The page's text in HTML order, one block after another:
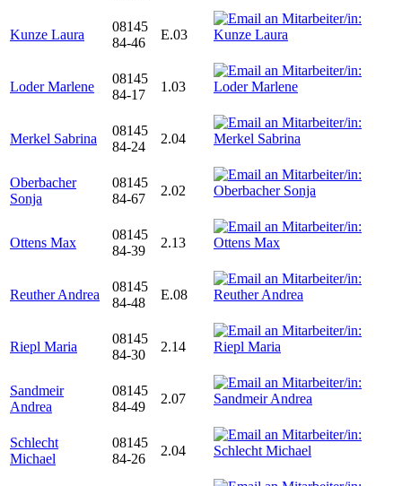
Kunze Laura
08145
84-46
E.03
Loder Marlene
08145
84-17
1.03
Merkel Sabrina
08145
84-24
2.04
Oberbacher
Sonja
08145
84-67
2.02
Ottens Max
08145
84-39
2.13
Reuther Andrea
08145
84-48
E.08
Riepl Maria
08145
84-30
2.14
Sandmeir
Andrea
08145
84-49
2.07
Schlecht
Michael
08145
84-26
2.04